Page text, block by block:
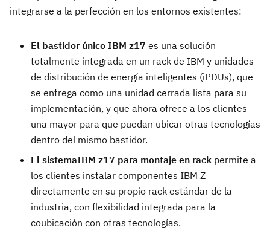
integrarse a la perfección en los entornos existentes:
El bastidor único IBM z17 es una solución
totalmente integrada en un rack de IBM y unidades
de distribución de energía inteligentes (iPDUs), que
se entrega como una unidad cerrada lista para su
implementación, y que ahora ofrece a los clientes
una mayor para que puedan ubicar otras tecnologías
dentro del mismo bastidor.
El sistemaIBM z17 para montaje en rack permite a
los clientes instalar componentes IBM Z
directamente en su propio rack estándar de la
industria, con flexibilidad integrada para la
coubicación con otras tecnologías.